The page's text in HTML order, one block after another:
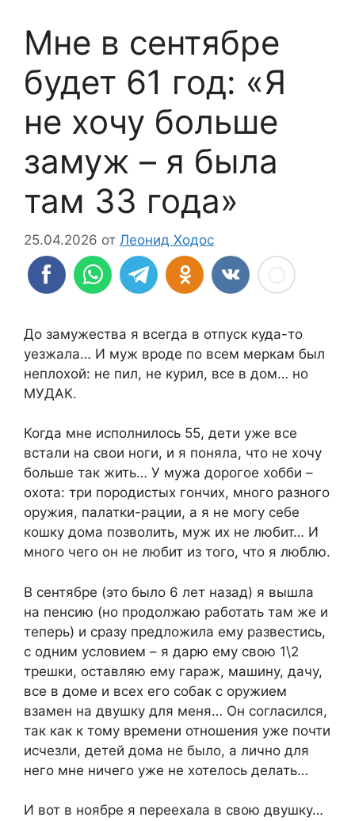
Мне в сентябре
будет 61 год: «Я
не хочу больше
замуж – я была
там 33 года»
25.04.2026 от Леонид Ходос
До замужества я всегда в отпуск куда-то
уезжала… И муж вроде по всем меркам был
неплохой: не пил, не курил, все в дом… но
МУДАК.
Когда мне исполнилось 55, дети уже все
встали на свои ноги, и я поняла, что не хочу
больше так жить… У мужа дорогое хобби –
охота: три породистых гончих, много разного
оружия, палатки-рации, а я не могу себе
кошку дома позволить, муж их не любит… И
много чего он не любит из того, что я люблю.
В сентябре (это было 6 лет назад) я вышла
на пенсию (но продолжаю работать там же и
теперь) и сразу предложила ему развестись,
с одним условием – я дарю ему свою 1\2
трешки, оставляю ему гараж, машину, дачу,
все в доме и всех его собак с оружием
взамен на двушку для меня… Он согласился,
так как к тому времени отношения уже почти
исчезли, детей дома не было, а лично для
него мне ничего уже не хотелось делать…
И вот в ноябре я переехала в свою двушку…